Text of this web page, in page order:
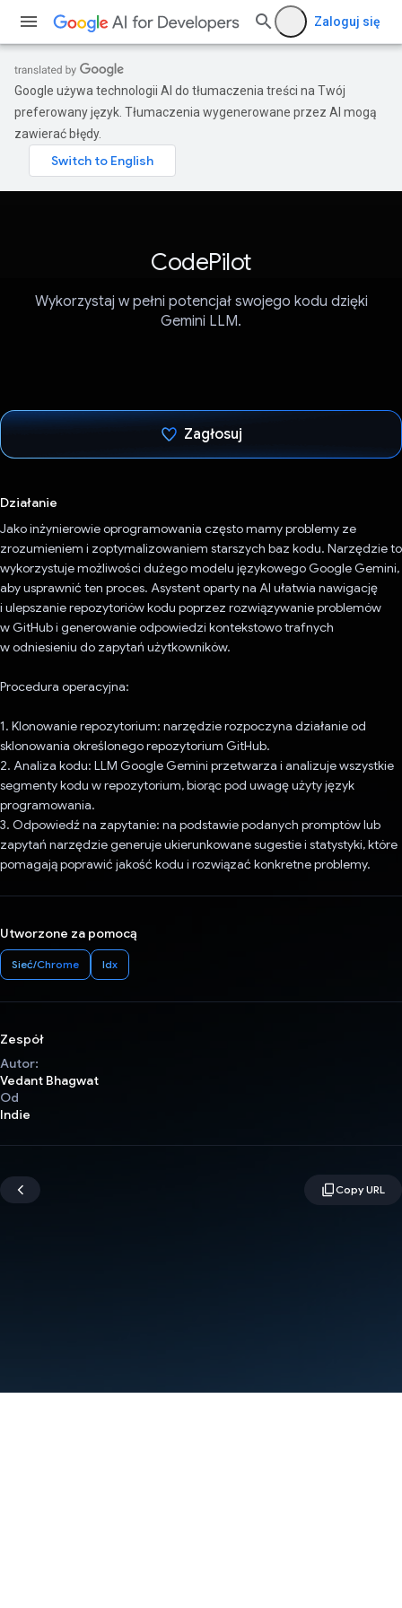
Zaloguj się
Google używa technologii AI do tłumaczenia treści na Twój
preferowany język. Tłumaczenia wygenerowane przez AI mogą
zawierać błędy.
CodePilot
Wykorzystaj w pełni potencjał swojego kodu dzięki
Gemini LLM.
Zagłosuj
Działanie
Jako inżynierowie oprogramowania często mamy problemy ze
zrozumieniem i zoptymalizowaniem starszych baz kodu. Narzędzie to
wykorzystuje możliwości dużego modelu językowego Google Gemini,
aby usprawnić ten proces. Asystent oparty na AI ułatwia nawigację
i ulepszanie repozytoriów kodu poprzez rozwiązywanie problemów
w GitHub i generowanie odpowiedzi kontekstowo trafnych
w odniesieniu do zapytań użytkowników.
Procedura operacyjna:
1. Klonowanie repozytorium: narzędzie rozpoczyna działanie od
sklonowania określonego repozytorium GitHub.
2. Analiza kodu: LLM Google Gemini przetwarza i analizuje wszystkie
segmenty kodu w repozytorium, biorąc pod uwagę użyty język
programowania.
3. Odpowiedź na zapytanie: na podstawie podanych promptów lub
zapytań narzędzie generuje ukierunkowane sugestie i statystyki, które
pomagają poprawić jakość kodu i rozwiązać konkretne problemy.
Utworzone za pomocą
Sieć/Chrome Idx
Zespół
Autor:
Vedant Bhagwat
Od
Indie